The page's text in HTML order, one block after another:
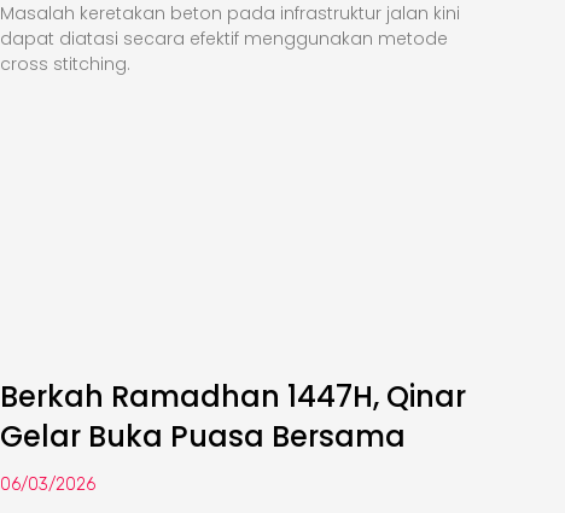
Masalah keretakan beton pada infrastruktur jalan kini
dapat diatasi secara efektif menggunakan metode
cross stitching.
Berkah Ramadhan 1447H, Qinar
Gelar Buka Puasa Bersama
06/03/2026